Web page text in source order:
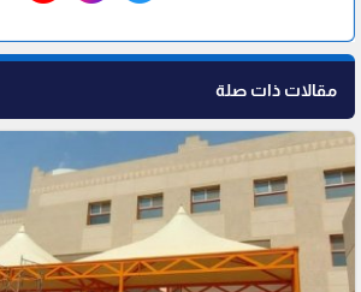
مقالات ذات صلة